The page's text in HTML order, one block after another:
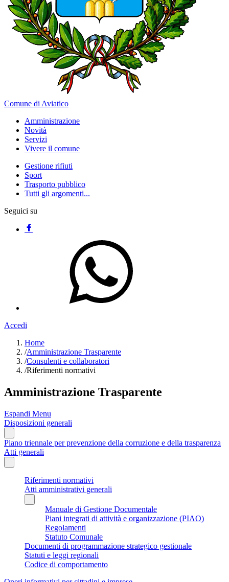
Comune di Aviatico
Amministrazione
Novità
Servizi
Vivere il comune
Gestione rifiuti
Sport
Trasporto pubblico
Tutti gli argomenti...
Seguici su
Accedi
Home
/Amministrazione Trasparente
/Consulenti e collaboratori
/Riferimenti normativi
Amministrazione Trasparente
Espandi Menu
Disposizioni generali
Piano triennale per prevenzione della corruzione e della trasparenza
Atti generali
Riferimenti normativi
Atti amministrativi generali
Manuale di Gestione Documentale
Piani integrati di attività e organizzazione (PIAO)
Regolamenti
Statuto Comunale
Documenti di programmazione strategico gestionale
Statuti e leggi regionali
Codice di comportamento